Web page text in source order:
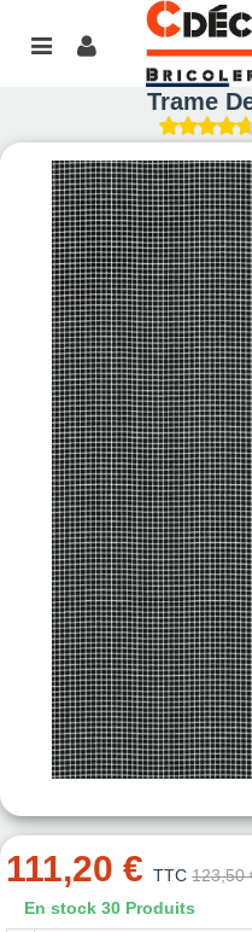
Trame
111,20 € TTC 123,50
En stock 30 Produits